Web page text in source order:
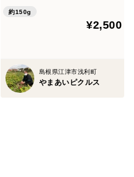
約150g
¥2,500
島根県江津市浅利町
やまあいピクルス